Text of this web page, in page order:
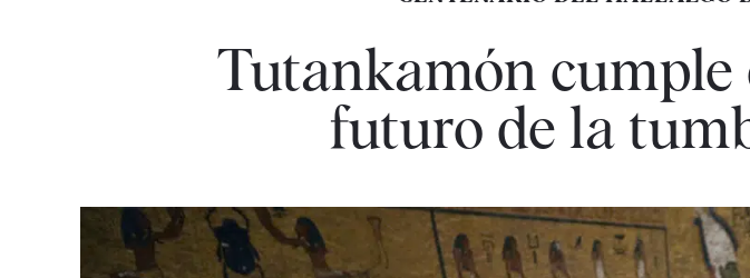
Tutankamón cumple
futuro de la